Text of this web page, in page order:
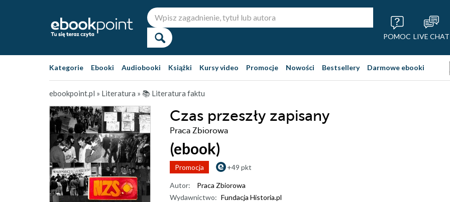
POMOC LIVE CHAT
Kategorie Ebooki Audiobooki Książki Kursy video Promocje Nowości Bestsellery Darmowe ebooki
ebookpoint.pl » Literatura » 📚 Literatura faktu
Czas przeszły zapisany
Praca Zbiorowa
(ebook)
Promocja +49 pkt
Autor:
Praca Zbiorowa
Wydawnictwo: Fundacja Historia.pl